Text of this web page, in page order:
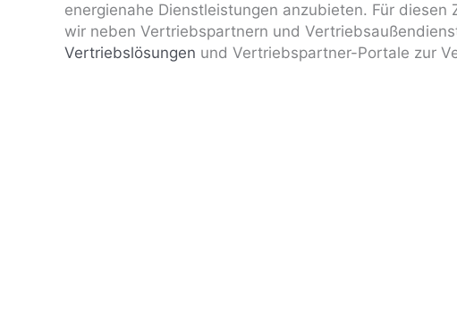
energienahe Dienstleistungen anzubieten. Für diesen
wir neben Vertriebspartnern und
Vertriebslösungen und Vertriebspartner-Portale zur